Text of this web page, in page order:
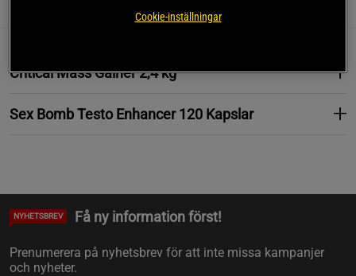
Recensioner Näring & Ingredienser
Critical Mass Gainer 2,4 kg
Sex Bomb Testo Enhancer 120 Kapslar
NYHETSBREV Få ny information först!
Prenumerera på nyhetsbrev för att inte missa kampanjer
och nyheter.
Cookie-inställningar